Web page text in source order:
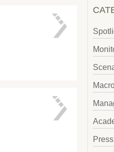
Press